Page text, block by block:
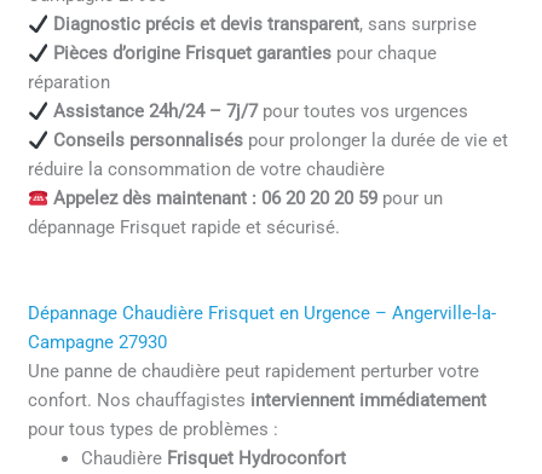
Diagnostic précis et devis transparent, sans surprise
Pièces d’origine Frisquet garantiespour chaque
réparation
Assistance 24h/24 – 7j/7pour toutes vos urgences
Conseils personnaliséspour prolonger la durée de vie et
réduire la consommation de votre chaudière
Appelez dès maintenant : 06 20 20 20 59pour un
dépannage Frisquet rapide et sécurisé.
Dépannage Chaudière Frisquet en Urgence – Angerville-la-
Campagne 27930
Une panne de chaudière peut rapidement perturber votre
confort. Nos chauffagistes interviennent immédiatement
pour tous types de problèmes :
Chaudière Frisquet Hydroconfort